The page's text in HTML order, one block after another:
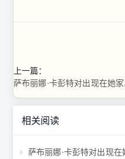
上一篇：
萨布
相关阅读
萨布丽娜·卡彭特对出现